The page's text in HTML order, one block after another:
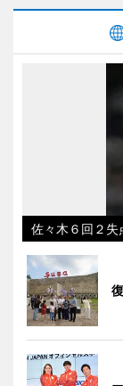
佐々木６回２